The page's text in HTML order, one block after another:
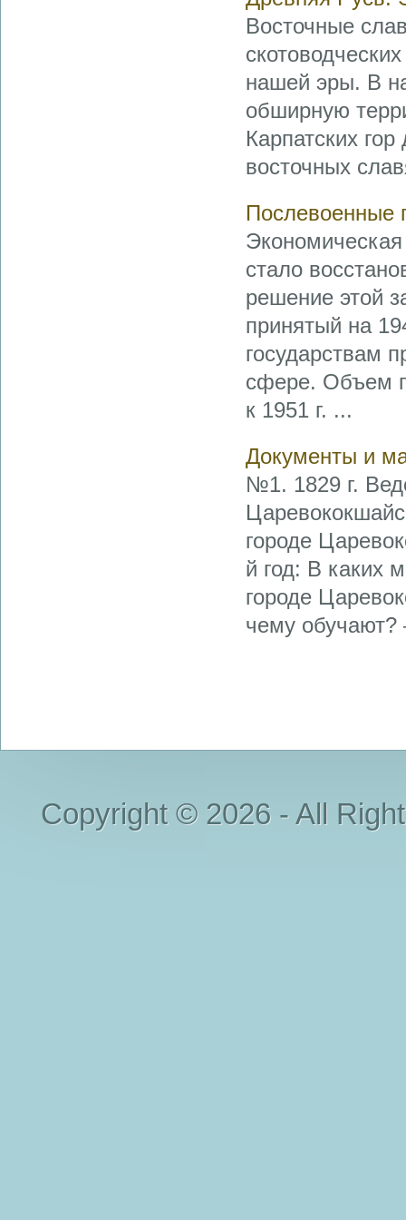
Восточные
нашей эры. В
обширную
Карпатских
восточных
Послевоенные
стало
решение этой
принятый на
государствам
сфере. Объем
к 1951 г. ...
Документы и
№1. 1829 г.
городе
й год: В каких
городе
чему
Copyright © 2026 - All